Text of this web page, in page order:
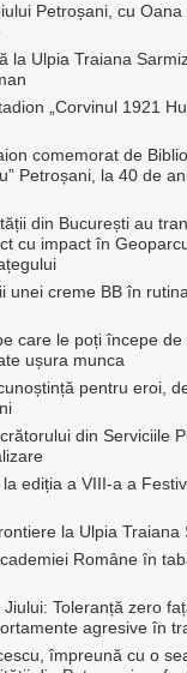
Petroșani, cu
la Ulpia Traiana
„Corvinul 1921
comemorat de
Petroșani, la 40 de
din București au
cu impact în
unei creme BB în
care le poți începe de
ușura munca
pentru eroi,
din Serviciile
la ediția a VIII-a a
la Ulpia Traiana
Române în
Toleranță zero
agresive în
împreună cu o